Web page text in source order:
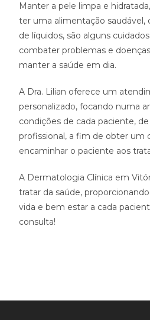
Manter a pele limpa e
ter uma alimentação
de líquidos, são alguns
combater problemas e
manter a saúde em dia.
A Dra. Lilian oferece um
personalizado, focando numa
condições de cada paciente,
profissional, a fim de obter um
encaminhar o paciente aos
A Dermatologia Clínica em
tratar da saúde,
vida e bem estar a cada
consulta!